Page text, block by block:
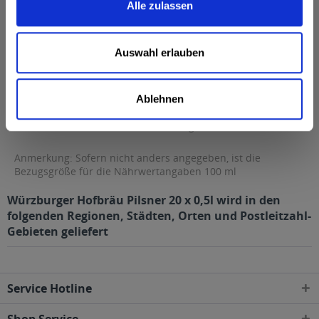
Alle zulassen
Auswahl erlauben
Ablehnen
0,1 g
davon gesättigte Fettsäuren
0,1 g
0,1 g
davon Zucker
0,1 g
0 g
Anmerkung: Sofern nicht anders angegeben, ist die
Bezugsgröße für die Nährwertangaben 100 ml
Würzburger Hofbräu Pilsner 20 x 0,5l wird in den
folgenden Regionen, Städten, Orten und Postleitzahl-
Gebieten geliefert
Service Hotline